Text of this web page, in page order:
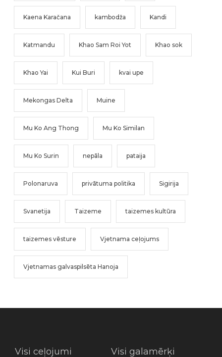
Kaena Karačana kambodža Kandi
Katmandu Khao Sam Roi Yot Khao sok
Khao Yai Kui Buri kvai upe
Mekongas Delta Muine
Mu Ko Ang Thong Mu Ko Similan
Mu Ko Surin nepāla pataija
Polonaruva privātuma politika Sigirija
Svanetija Taizeme taizemes kultūra
taizemes vēsture Vjetnama ceļojums
Vjetnamas galvaspilsēta Hanoja
Visi ceļojumi Visi galamērķi